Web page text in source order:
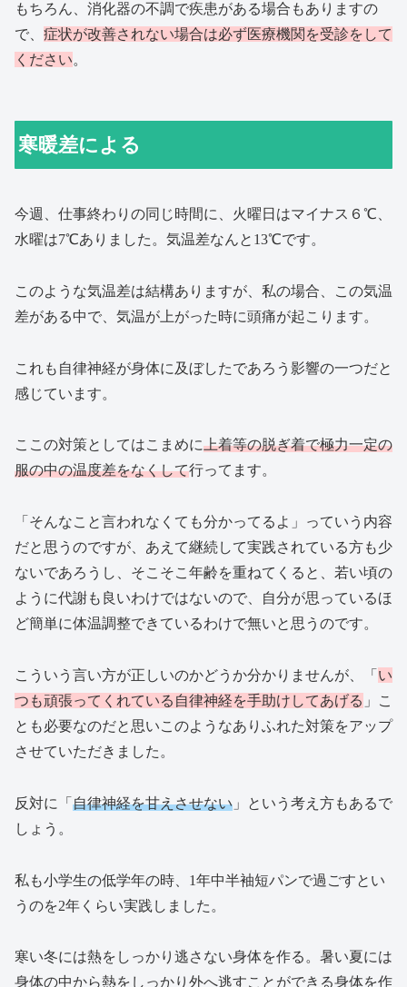
もちろん、消化器の不調で疾患がある場合もありますの
で、 症状が改善されない場合は必ず医療機関 を受診をして
ください。
寒暖差による
今週、仕事終わりの同じ時間に、火曜日はマイナス６℃、
水曜は7℃ありました。気温差なんと13℃です。
このような気温差は結構ありますが、私の場合、この気温
差がある中で、気温が上がった時に頭痛が起こります。
これも自律神経が身体に及ぼしたであろう影響の一つだと
感じています。
ここの対策としてはこまめに上着等の脱ぎ着で極力一定の
服の中の温度差をなくして行ってます。
「そんなこと言われなくても分かってるよ」っていう内容
だと思うのですが、あえて継続して実践されている方も少
ないであろうし、そこそこ年齢を重ねてくると、若い頃の
ように代謝も良いわけではないので、自分が思っているほ
ど簡単に体温調整できているわけで無いと思うのです。
こういう言い方が正しいのかどうか分かりませんが、「 い
つも頑張ってくれている自律神経を手助けしてあげる 」こ
とも必要なのだと思いこのようなありふれた対策をアップ
させていただきました。
反対に「 自律神経を甘えさせない 」という考え方もあるで
しょう。
私も小学生の低学年の時、1年中半袖短パンで過ごすとい
うのを2年くらい実践しました。
寒い冬には熱をしっかり逃さない身体を作る。暑い夏には
身体の中から熱をしっかり外へ逃すことができる身体を作